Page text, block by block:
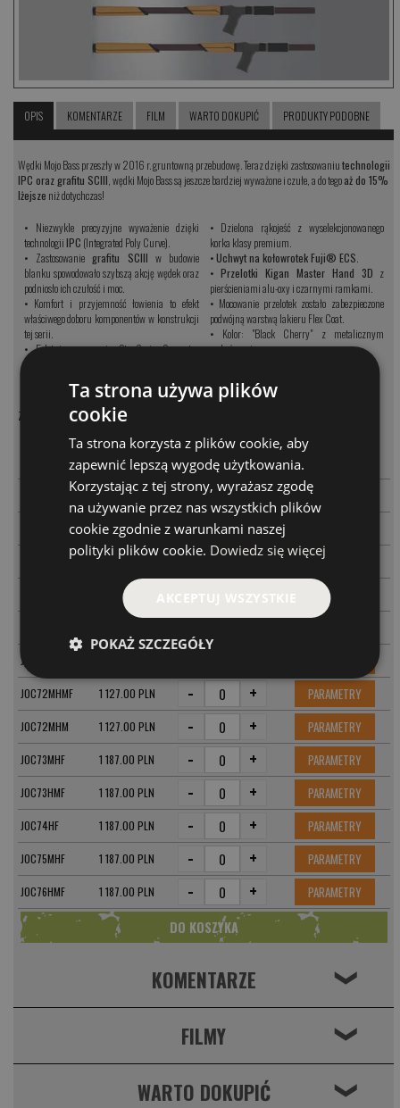
OPIS KOMENTARZE FILM WARTO DOKUPIĆ PRODUKTY PODOBNE
Wędki Mojo Bass przeszły w 2016 r. gruntowną przebudowę. Teraz dzięki zastosowaniutechnologii
IPC oraz grafitu SCIII , wędki Mojo Bass są jeszcze bardziej wyważone i czułe, a do tegoaż do 15%
lżejsze niż dotychczas!
• Niezwykle precyzyjne wyważenie dzięki
technologiiIPC (Integrated Poly Curve).
• Zastosowanie grafitu SCIII w budowie
blanku spowodowało szybszą akcję wędek oraz
podniosło ich czułość i moc.
• Komfort i przyjemność łowienia to efekt
właściwego doboru komponentów w konstrukcji
tej serii.
•5-letnia gwarancja St. Croix Superstar
Service.
• Dzielona rąkojeść z wyselekcjonowanego
korka klasy premium.
•Uchwyt na kołowrotek Fuji® ECS
• Przelotki Kigan Master Hand 3D z
pierścieniami alu-oxy i czarnymi ramkami.
• Mocowanie przelotek zostało zabezpieczone
podwójną warstwą lakieru Flex Coat.
• Kolor: "Black Cherry" z metalicznym
wykończeniem.
Zastosowane technologie:
CENA
1 067.00 PLN - +
JOC610MLMF 1 067.00 PLN - + PARAMETRY
JOC70MHMF 1 097.00 PLN - +
1 097.00 PLN - + PARAMETRY
1 097.00 PLN - + PARAMETRY
JOC71MHF
JOC72MHMF 1 127.00 PLN - + PARAMETRY
JOC72MHM 1 127.00 PLN - + PARAMETRY
JOC73MHF 1 187.00 PLN - + PARAMETRY
JOC73HMF 1 187.00 PLN - + PARAMETRY
JOC74HF 1 187.00 PLN - + PARAMETRY
JOC75MHF 1 187.00 PLN - + PARAMETRY
JOC76HMF 1 187.00 PLN - + PARAMETRY
KOMENTARZE ❮
FILMY ❮
WARTO DOKUPIĆ ❮
Ta strona używa plików
cookie
Ta strona korzysta z plików cookie, aby
zapewnić lepszą wygodę użytkowania.
Korzystając z tej strony, wyrażasz zgodę
na używanie przez nas wszystkich plików
cookie zgodnie z warunkami naszej
polityki plików cookie. Dowiedz się więcej
AKCEPTUJ WSZYSTKIE
POKAŻ SZCZEGÓŁY